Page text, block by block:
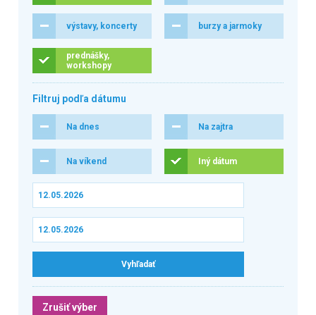
výstavy, koncerty burzy a jarmoky
prednášky,
workshopy
Filtruj podľa dátumu
Na dnes Na zajtra
Na víkend Iný dátum
Zrušiť výber